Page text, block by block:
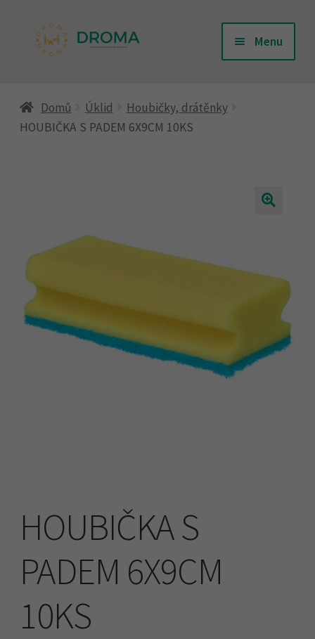
Přeskočit
Přejít
webu
Menu
Doprava
Náhradní plnění
Domů Úklid
Houbičky, drátěnky
HOUBIČKA S PADEM 6X9CM 10KS
HOUBIČKA S
PADEM 6X9CM
10KS